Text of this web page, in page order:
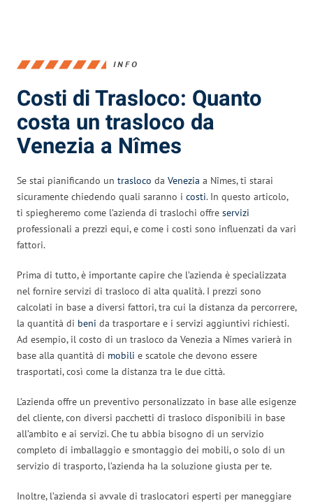
INFO
Costi di Trasloco: Quanto
costa un trasloco da
Venezia a Nîmes
Se stai pianificando un trasloco da Venezia a Nîmes, ti starai
sicuramente chiedendo quali saranno i costi. In questo articolo,
ti spiegheremo come l’azienda di traslochi offre servizi
professionali a prezzi equi, e come i costi sono influenzati da vari
fattori.
Prima di tutto, è importante capire che l’azienda è specializzata
nel fornire servizi di trasloco di alta qualità. I prezzi sono
calcolati in base a diversi fattori, tra cui la distanza da percorrere,
la quantità di beni da trasportare e i servizi aggiuntivi richiesti.
Ad esempio, il costo di un trasloco da Venezia a Nîmes varierà in
base alla quantità di mobili e scatole che devono essere
trasportati, così come la distanza tra le due città.
L’azienda offre un preventivo personalizzato in base alle esigenze
del cliente, con diversi pacchetti di trasloco disponibili in base
all’ambito e ai servizi. Che tu abbia bisogno di un servizio
completo di imballaggio e smontaggio dei mobili, o solo di un
servizio di trasporto, l’azienda ha la soluzione giusta per te.
Inoltre, l’azienda si avvale di traslocatori esperti per maneggiare